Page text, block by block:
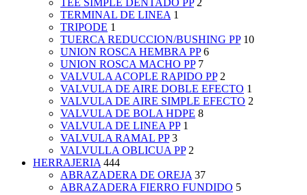
TEE SIMPLE DENTADO PP 2
TERMINAL DE LINEA 1
TRIPODE 1
TUERCA REDUCCION/BUSHING PP 10
UNION ROSCA HEMBRA PP 6
UNION ROSCA MACHO PP 7
VALVULA ACOPLE RAPIDO PP 2
VALVULA DE AIRE DOBLE EFECTO 1
VALVULA DE AIRE SIMPLE EFECTO 2
VALVULA DE BOLA HDPE 8
VALVULA DE LINEA PP 1
VALVULA RAMAL PP 3
VALVULLA OBLICUA PP 2
HERRAJERIA 444
ABRAZADERA DE OREJA 37
ABRAZADERA FIERRO FUNDIDO 5